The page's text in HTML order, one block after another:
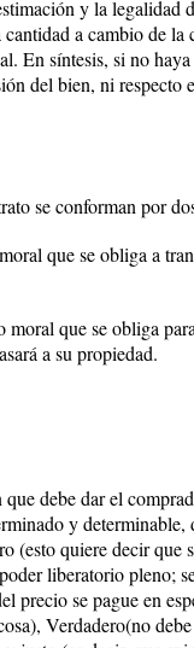
y la legalidad
a cambio de la
En síntesis, si no
del bien, ni respecto
se conforman por
que se obliga a
que se obliga
a su propiedad.
debe dar el
y
(esto quiere decir
liberatorio pleno;
precio se pague en
Verdadero(no